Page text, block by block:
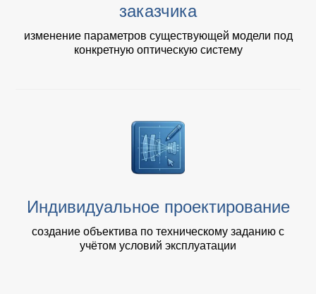
заказчика
изменение параметров существующей модели под
конкретную оптическую систему
Индивидуальное проектирование
создание объектива по техническому заданию с
учётом условий эксплуатации